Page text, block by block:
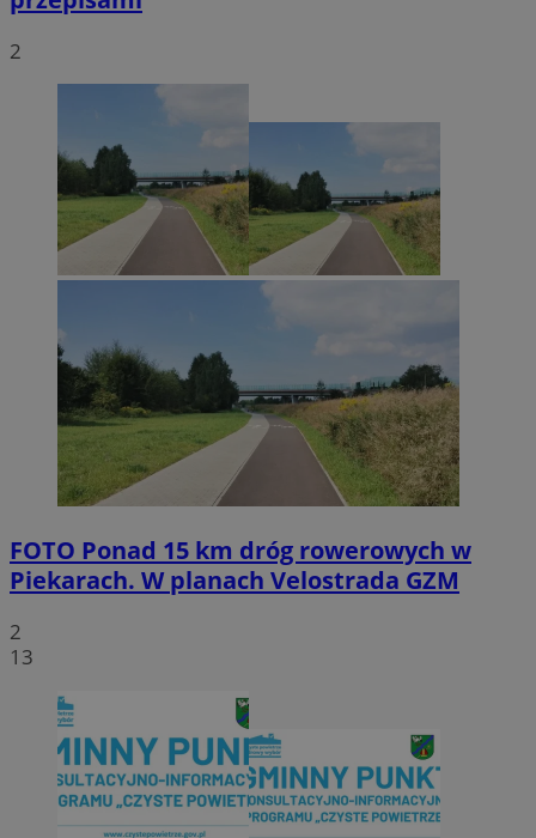
2
FOTO Ponad 15 km dróg rowerowych w
Piekarach. W planach Velostrada GZM
2
13